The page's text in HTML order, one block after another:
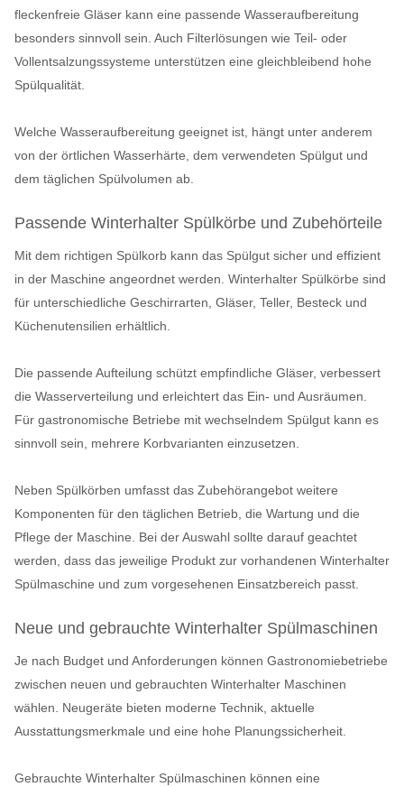
fleckenfreie Gläser kann eine passende Wasseraufbereitung
besonders sinnvoll sein. Auch Filterlösungen wie Teil- oder
Vollentsalzungssysteme unterstützen eine gleichbleibend hohe
Spülqualität.
Welche Wasseraufbereitung geeignet ist, hängt unter anderem
von der örtlichen Wasserhärte, dem verwendeten Spülgut und
dem täglichen Spülvolumen ab.
Passende Winterhalter Spülkörbe und Zubehörteile
Mit dem richtigen Spülkorb kann das Spülgut sicher und effizient
in der Maschine angeordnet werden. Winterhalter Spülkörbe sind
für unterschiedliche Geschirrarten, Gläser, Teller, Besteck und
Küchenutensilien erhältlich.
Die passende Aufteilung schützt empfindliche Gläser, verbessert
die Wasserverteilung und erleichtert das Ein- und Ausräumen.
Für gastronomische Betriebe mit wechselndem Spülgut kann es
sinnvoll sein, mehrere Korbvarianten einzusetzen.
Neben Spülkörben umfasst das Zubehörangebot weitere
Komponenten für den täglichen Betrieb, die Wartung und die
Pflege der Maschine. Bei der Auswahl sollte darauf geachtet
werden, dass das jeweilige Produkt zur vorhandenen Winterhalter
Spülmaschine und zum vorgesehenen Einsatzbereich passt.
Neue und gebrauchte Winterhalter Spülmaschinen
Je nach Budget und Anforderungen können Gastronomiebetriebe
zwischen neuen und gebrauchten Winterhalter Maschinen
wählen. Neugeräte bieten moderne Technik, aktuelle
Ausstattungsmerkmale und eine hohe Planungssicherheit.
Gebrauchte Winterhalter Spülmaschinen können eine